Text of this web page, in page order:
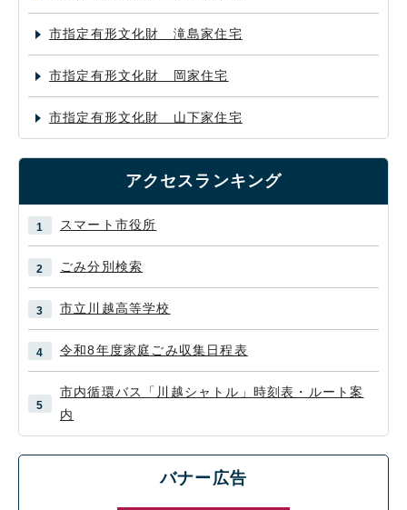
市指定有形文化財 滝島家住宅
市指定有形文化財 岡家住宅
市指定有形文化財 山下家住宅
アクセスランキング
スマート市役所
ごみ分別検索
市立川越高等学校
令和8年度家庭ごみ収集日程表
市内循環バス「川越シャトル」時刻表・ルート案
内
バナー広告